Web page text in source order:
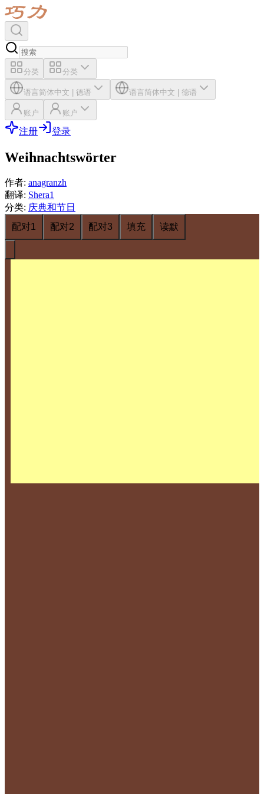
分类 分类
语言简体中文 | 德语 语言简体中文 | 德语
账户 账户
注册 登录
Weihnachtswörter
作者: anagranzh
翻译: Shera1
分类: 庆典和节日
配对1
配对2 配对3 填充 读默